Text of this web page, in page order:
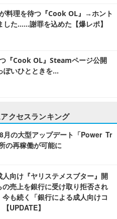
が料理を待つ『Cook OL』→ホント
した……謝罪を込めた【爆レポ】
『Cook OL』Steamページ公開
ぽいひとときを…
クセスランキング
月の大型アップデート「Power Tr
の再稼働が可能に
人向け『ヤリステメスブター』開
売上を銀行に受け取り拒否され
今も続く「銀行による成人向けコ
UPDATE】